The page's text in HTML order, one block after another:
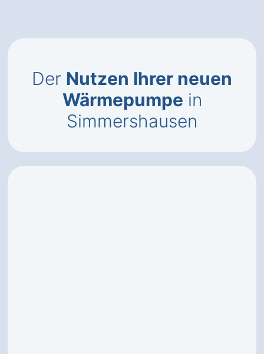
Der Nutzen Ihrer neuen
Wärmepumpe in
Simmershausen